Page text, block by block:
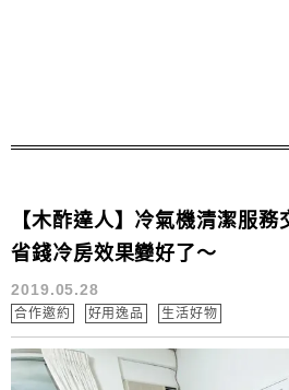
【木酢達人】冷氣機清潔服
省錢冷房效果變好了～
2019.05.28
合作邀約 好用逸品 生活好物